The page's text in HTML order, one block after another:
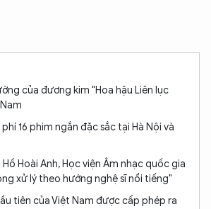
của đương kim "Hoa hậu Liên lục
16 phim ngắn đặc sắc tại Hà Nội và
Hoài Anh, Học viện Âm nhạc quốc gia
xử lý theo hướng nghệ sĩ nổi tiếng"
tiên của Việt Nam được cấp phép ra
bất kỳ điều gì bạn cần biết về
Đô nhé. Tôi sẵn sàng hỗ trợ!